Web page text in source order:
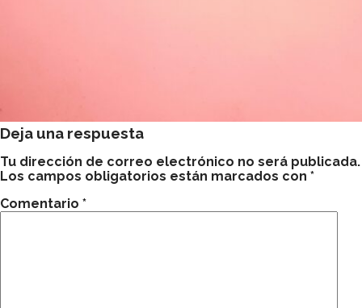
Deja una respuesta
Tu dirección de correo electrónico no será publicada.
Los campos obligatorios están marcados con *
Comentario *